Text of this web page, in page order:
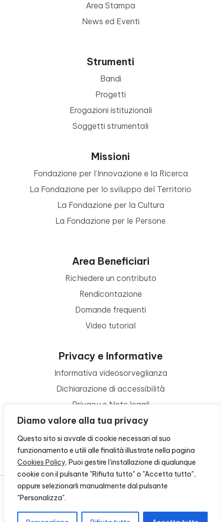
Diamo valore alla tua privacy
Questo sito si avvale di cookie necessari al suo
funzionamento e utili alle finalità illustrate nella pagina
Cookies Policy. Puoi gestire l'installazione di qualunque
cookie con il pulsante "Rifiuta tutto" o "Accetta tutto",
oppure selezionarli manualmente dal pulsante
"Personalizza".
Area Stampa
News ed Eventi
Strumenti
Bandi
Progetti
Erogazioni istituzionali
Soggetti strumentali
Missioni
Fondazione per l’Innovazione e la Ricerca
La Fondazione per lo sviluppo del Territorio
La Fondazione per la Cultura
La Fondazione per le Persone
Area Beneficiari
Richiedere un contributo
Rendicontazione
Domande frequenti
Video tutorial
Privacy e Informative
Informativa videosorveglianza
Dichiarazione di accessibilità
Privacy e Note legali
Termini di utilizzo
Cookie policy
Contattaci
CREDITS